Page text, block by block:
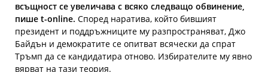
всъщност се увеличава с всяко следващо обвинение,
пише t-online. Според наратива, който бившият
президент и поддръжниците му разпространяват, Джо
Байдън и демократите се опитват всячески да спрат
Тръмп да се кандидатира отново. Избирателите му явно
вярват на тази теория.